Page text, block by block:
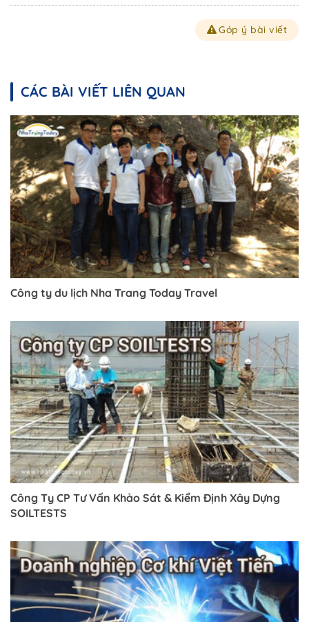
Góp ý bài viết
CÁC BÀI VIẾT LIÊN QUAN
Công ty du lịch Nha Trang Today Travel
Công Ty CP Tư Vấn Khảo Sát & Kiểm Định Xây Dựng
SOILTESTS